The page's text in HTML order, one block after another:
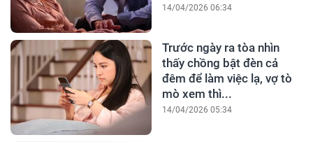
14/04/2026 06:34
Trước ngày ra tòa nhìn
thấy chồng bật đèn cả
đêm để làm việc lạ, vợ tò
mò xem thì...
14/04/2026 05:34